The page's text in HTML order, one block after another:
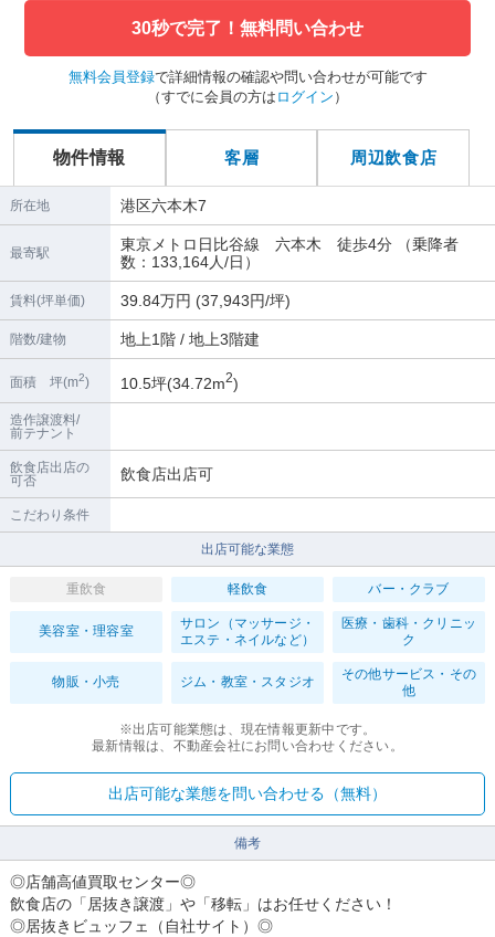
30秒で完了！無料問い合わせ
無料会員登録で詳細情報の確認や問い合わせが可能です
（すでに会員の方は ログイン ）
物件情報 客層 周辺飲食店
所在地 港区六本木7
最寄駅
東京メトロ日比谷線 六本木 徒歩4分 （乗降者
数：133,164人/日）
賃料(坪単価) 39.84万円 (37,943円/坪)
階数/建物 地上1階 / 地上3階建
面積 坪(m2) 10.5坪(34.72m2)
造作譲渡料/
前テナント
飲食店出店の
可否
飲食店出店可
こだわり条件
出店可能な業態
重飲食 軽飲食 バー・クラブ
美容室・理容室
サロン（マッサージ・
エステ・ネイルなど）
医療・歯科・クリニッ
ク
物販・小売 ジム・教室・スタジオ
その他サービス・その
他
※出店可能業態は、現在情報更新中です。
最新情報は、不動産会社にお問い合わせください。
出店可能な業態を問い合わせる（無料）
備考
◎店舗高値買取センター◎
飲食店の「居抜き譲渡」や「移転」はお任せください！
◎居抜きビュッフェ（自社サイト）◎